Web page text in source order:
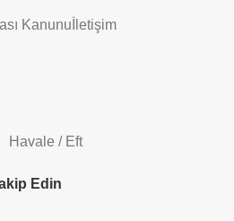
Kanunu İletişim
Havale / Eft
Edin